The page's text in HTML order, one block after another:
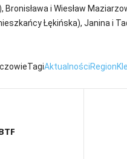
i Wiesław
Łękińska), Janina i
AktualnościRegion